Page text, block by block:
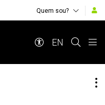
Quem sou?
EN